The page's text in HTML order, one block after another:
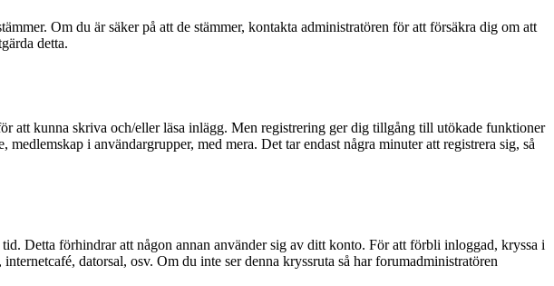
Om du är säker på att de stämmer, kontakta administratören för att försäkra dig om att
detta.
att kunna skriva och/eller läsa inlägg. Men registrering ger dig tillgång till utökade funktioner
i användargrupper, med mera. Det tar endast några minuter att registrera sig, så
Detta förhindrar att någon annan använder sig av ditt konto. För att förbli inloggad, kryssa i
datorsal, osv. Om du inte ser denna kryssruta så har forumadministratören